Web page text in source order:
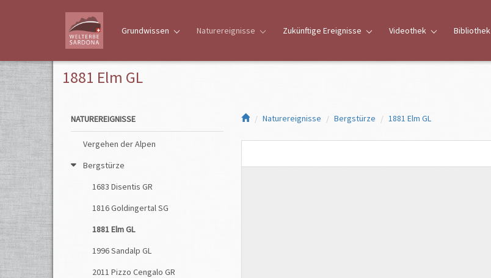
Grundwissen Naturereignisse Zukünftige Ereignisse Videothek Bibliothek
1881 Elm GL
Naturereignisse Bergstürze 1881 Elm GL
NATUREREIGNISSE
Vergehen der Alpen
Bergstürze
1683 Disentis GR
1816 Goldingertal SG
1881 Elm GL
1996 Sandalp GL
2011 Pizzo Cengalo GR